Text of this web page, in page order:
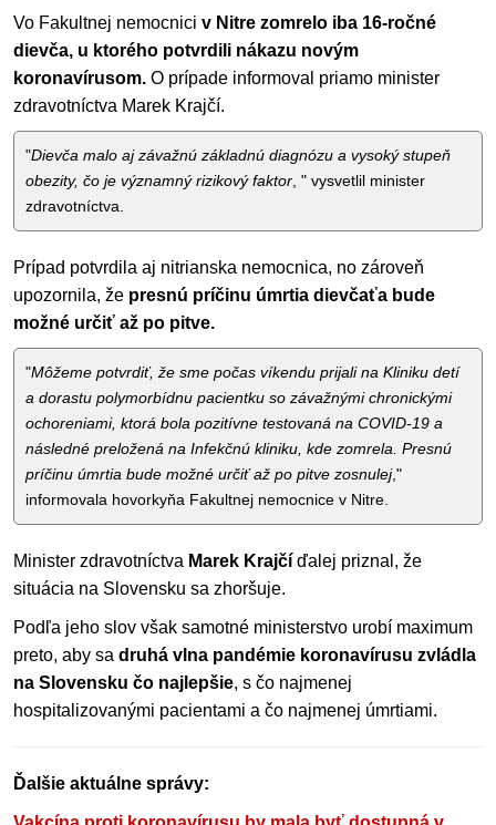
Vo Fakultnej nemocnici v Nitre zomrelo iba 16-ročné
dievča, u ktorého potvrdili nákazu novým
koronavírusom. O prípade informoval priamo minister
zdravotníctva Marek Krajčí.
"Dievča malo aj závažnú základnú diagnózu a vysoký stupeň
obezity, čo je významný rizikový faktor , " vysvetlil minister
zdravotníctva.
Prípad potvrdila aj nitrianska nemocnica, no zároveň
upozornila, že presnú príčinu úmrtia dievčaťa bude
možné určiť až po pitve.
"Môžeme potvrdiť, že sme počas víkendu prijali na Kliniku detí
a dorastu polymorbídnu pacientku so závažnými chronickými
ochoreniami, ktorá bola pozitívne testovaná na COVID-19 a
následné preložená na Infekčnú kliniku, kde zomrela. Presnú
príčinu úmrtia bude možné určiť až po pitve zosnulej,"
informovala hovorkyňa Fakultnej nemocnice v Nitre.
Minister zdravotníctva Marek Krajčí ďalej priznal, že
situácia na Slovensku sa zhoršuje.
Podľa jeho slov však samotné ministerstvo urobí maximum
preto, aby sa druhá vlna pandémie koronavírusu zvládla
na Slovensku čo najlepšie, s čo najmenej
hospitalizovanými pacientami a čo najmenej úmrtiami.
Ďalšie aktuálne správy: